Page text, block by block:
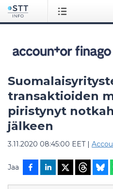
transaktioiden
piristynyt
jälkeen
3.11.2020 08:45:00 EET|
Jaa